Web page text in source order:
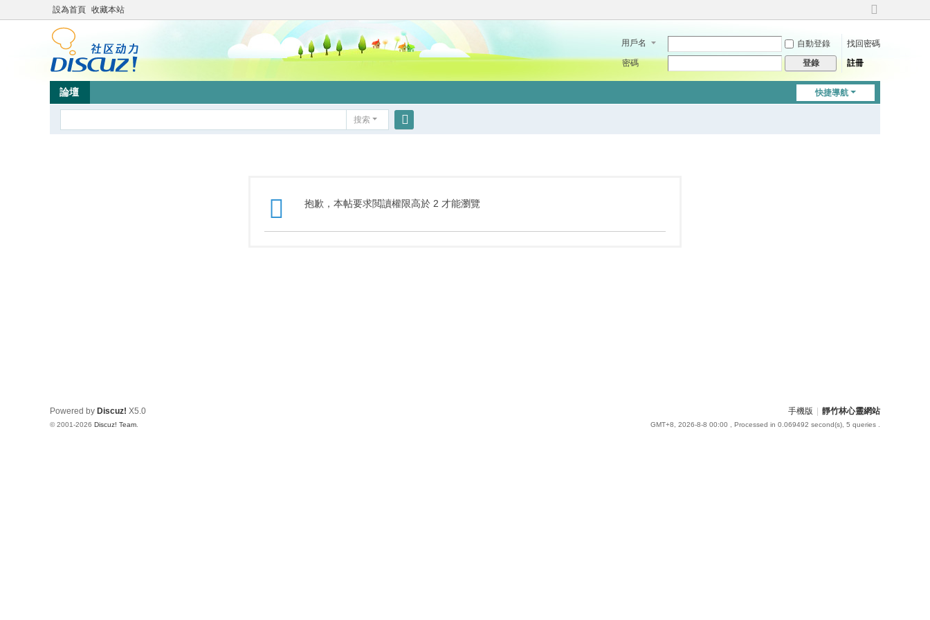
設為首頁 收藏本站
切
到
用戶名 自動登錄
找回密碼
密碼
登錄 註冊
快捷導航
論壇
搜索
抱歉，本帖要求閲讀權限高於 2 才能瀏覽
手機版 靜竹林心靈網站
GMT+8, 2026-8-8 00:00 , Processed in 0.069492 second(s), 5 queries .
Powered by Discuz! X5.0
© 2001-2026 Discuz! Team